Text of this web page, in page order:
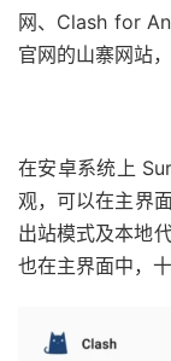
网、Clash for
官网的山寨网站
在安卓系统上
观，可以在主界
出站模式及本地
也在主界面中，十